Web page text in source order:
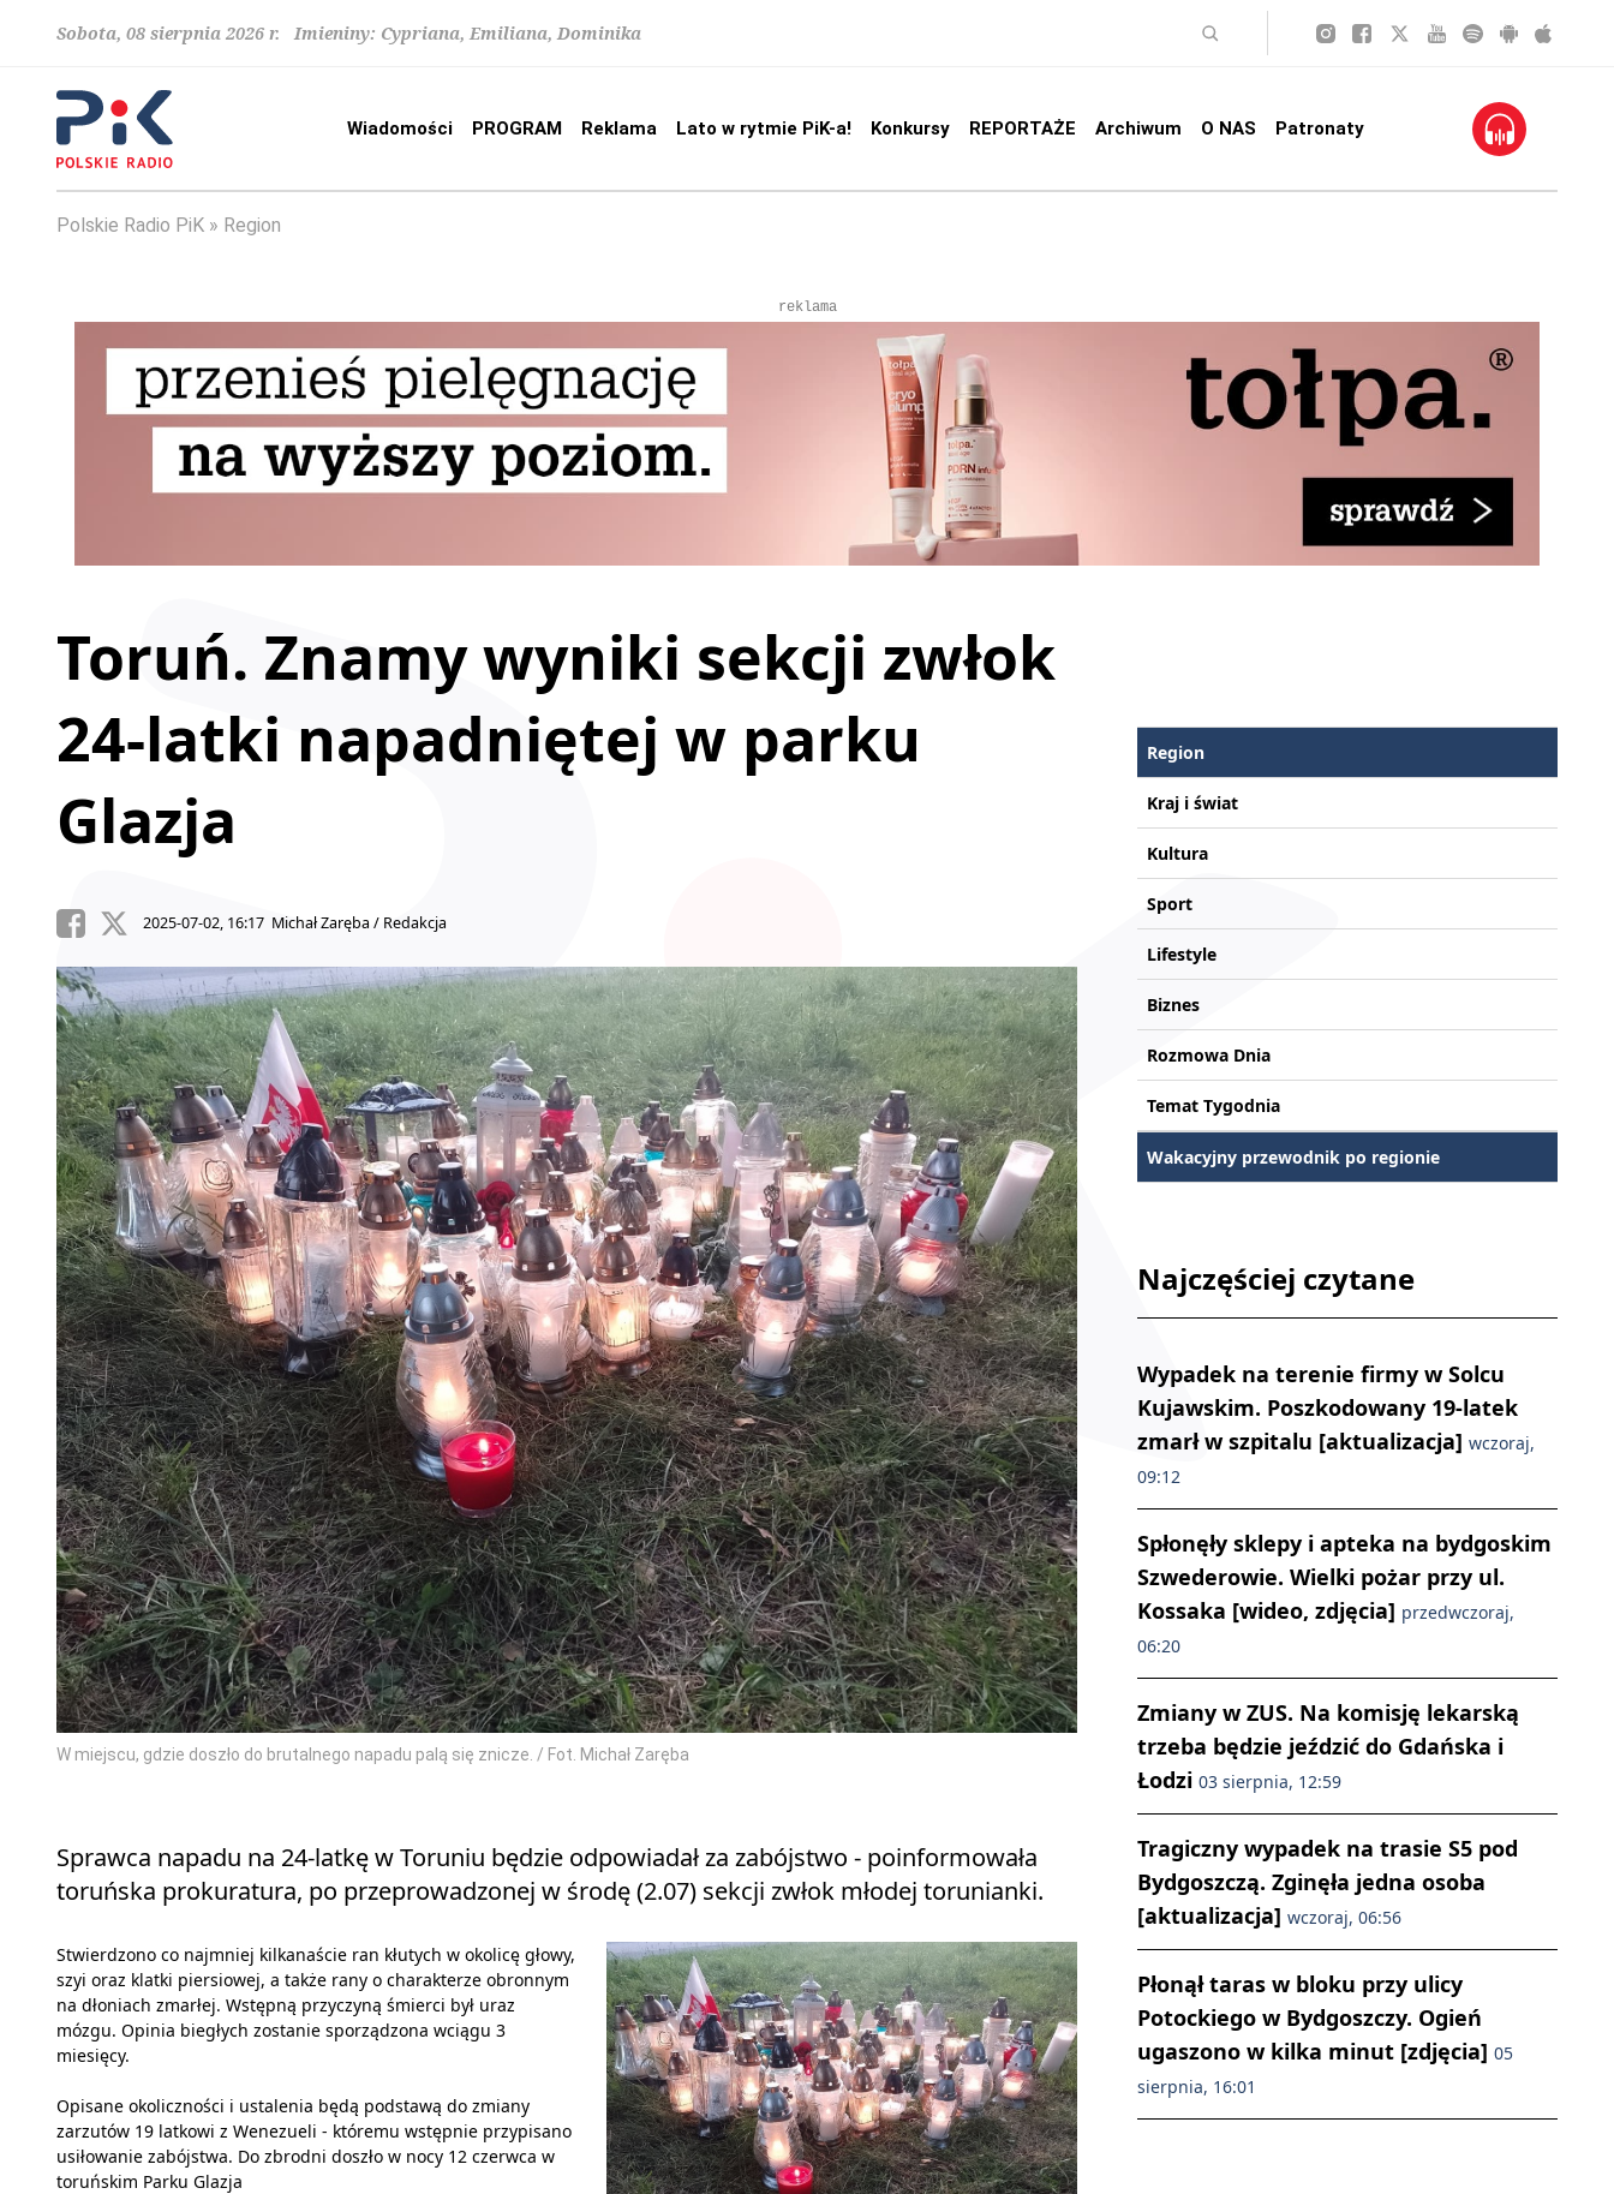
Sobota, 08 sierpnia 2026 r. Imieniny: Cypriana, Emiliana, Dominika
Wiadomości PROGRAM Reklama Lato w rytmie PiK-a! Konkursy REPORTAŻE Archiwum O NAS Patronaty
Polskie Radio PiK Region
reklama
Toruń. Znamy wyniki sekcji zwłok
24-latki napadniętej w parku
Glazja
2025-07-02, 16:17 Michał Zaręba / Redakcja
W miejscu, gdzie doszło do brutalnego napadu palą się znicze. / Fot. Michał Zaręba
Sprawca napadu na 24-latkę w Toruniu będzie odpowiadał za zabójstwo - poinformowała
toruńska prokuratura, po przeprowadzonej w środę (2.07) sekcji zwłok młodej torunianki.
Stwierdzono co najmniej kilkanaście ran kłutych w okolicę głowy,
szyi oraz klatki piersiowej, a także rany o charakterze obronnym
na dłoniach zmarłej. Wstępną przyczyną śmierci był uraz
mózgu. Opinia biegłych zostanie sporządzona wciągu 3
miesięcy.
Opisane okoliczności i ustalenia będą podstawą do zmiany
zarzutów 19 latkowi z Wenezueli - któremu wstępnie przypisano
usiłowanie zabójstwa. Do zbrodni doszło w nocy 12 czerwca w
toruńskim Parku Glazja
Region
Kraj i świat
Kultura
Sport
Lifestyle
Biznes
Rozmowa Dnia
Temat Tygodnia
Wakacyjny przewodnik po regionie
Najczęściej czytane
Wypadek na terenie firmy w Solcu
Kujawskim. Poszkodowany 19-latek
zmarł w szpitalu [aktualizacja] wczoraj,
09:12
Spłonęły sklepy i apteka na bydgoskim
Szwederowie. Wielki pożar przy ul.
Kossaka [wideo, zdjęcia] przedwczoraj,
06:20
Zmiany w ZUS. Na komisję lekarską
trzeba będzie jeździć do Gdańska i
Łodzi 03 sierpnia, 12:59
Tragiczny wypadek na trasie S5 pod
Bydgoszczą. Zginęła jedna osoba
[aktualizacja] wczoraj, 06:56
Płonął taras w bloku przy ulicy
Potockiego w Bydgoszczy. Ogień
ugaszono w kilka minut [zdjęcia] 05
sierpnia, 16:01